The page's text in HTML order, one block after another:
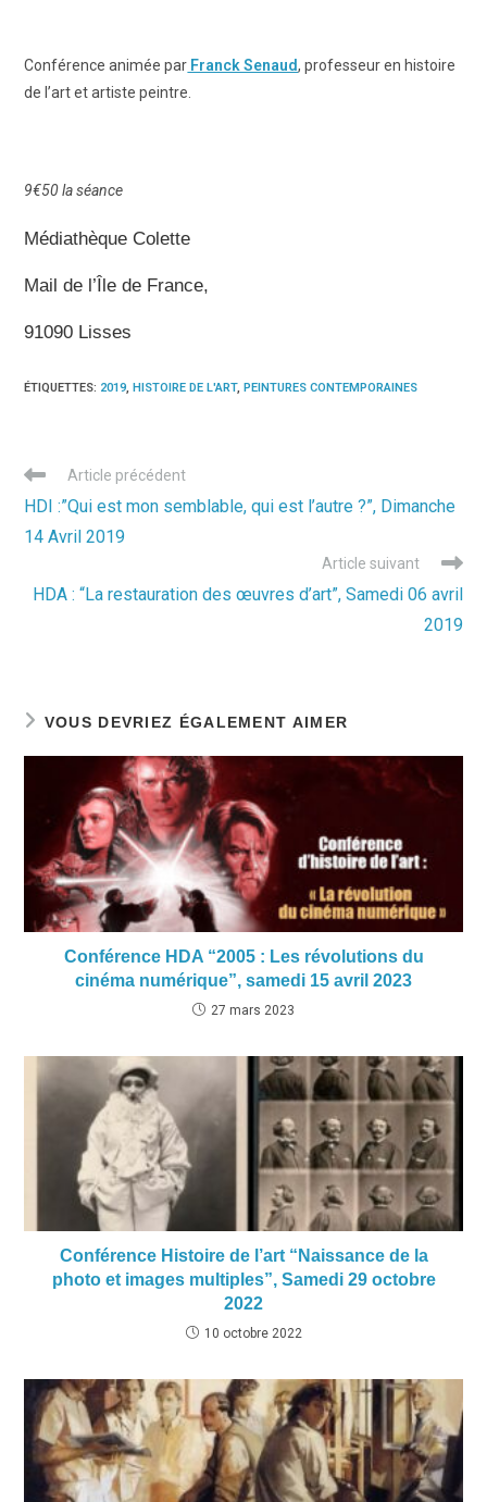
Conférence animée par Franck Senaud, professeur en histoire
de l’art et artiste peintre.
9€50 la séance
Médiathèque Colette
Mail de l’Île de France,
91090 Lisses
ÉTIQUETTES: 2019, HISTOIRE DE L'ART, PEINTURES CONTEMPORAINES
Read
articles
Article précédent
HDI :”Qui est mon semblable, qui est l’autre ?”, Dimanche
14 Avril 2019
Article suivant
HDA : “La restauration des œuvres d’art”, Samedi 06 avril
2019
VOUS DEVRIEZ ÉGALEMENT AIMER
Conférence HDA “2005 : Les révolutions du
cinéma numérique”, samedi 15 avril 2023
27 mars 2023
Conférence Histoire de l’art “Naissance de la
photo et images multiples”, Samedi 29 octobre
2022
10 octobre 2022